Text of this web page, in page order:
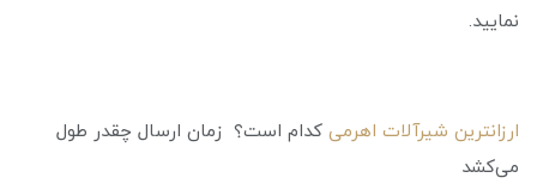
نمایید.
ارزانترین شیرآلات اهرمی کدام است؟ زمان ارسال چقدر طول
می‌کشد